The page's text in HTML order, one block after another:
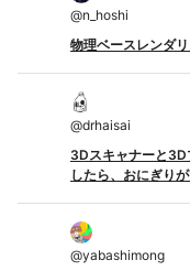
@n_hoshi
物理ベースレンダ
@drhaisai
3Dスキャナーと3D
したら、おにぎり
@yabashimong